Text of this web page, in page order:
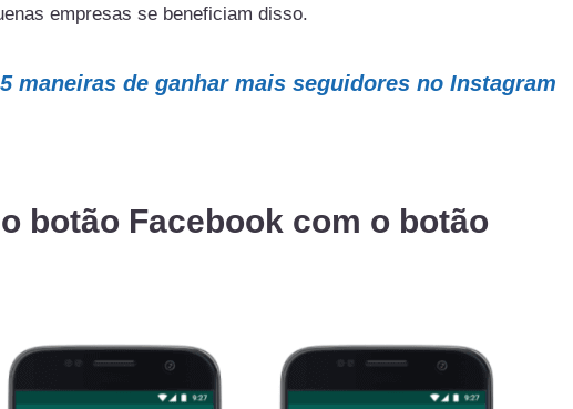
empresas se beneficiam disso.
5 maneiras de ganhar mais seguidores no Instagram
botão Facebook com o botão